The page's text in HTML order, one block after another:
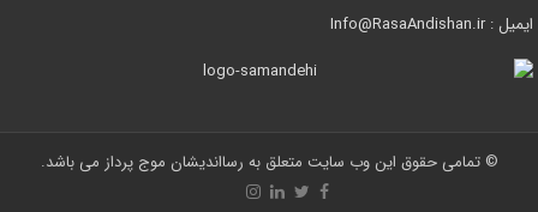
ایمیل : Info@RasaAndishan.ir
© تمامی حقوق این وب سایت متعلق به رسااندیشان موج پرداز می باشد.